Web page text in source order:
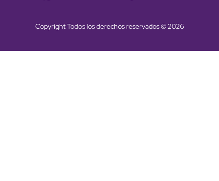
Copyright Todos los derechos reservados © 2026